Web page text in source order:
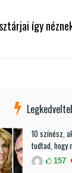
így
10 színész,
tudtad, hogy
157